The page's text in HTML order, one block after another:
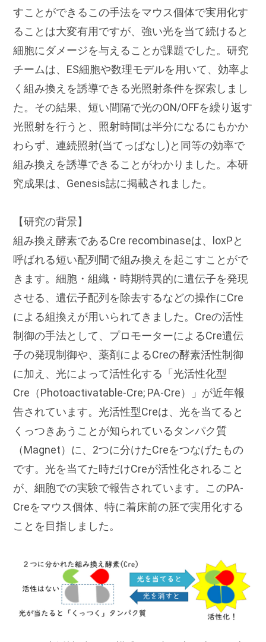
すことができるこの手法をマウス個体で実用化す
ることは大変有用ですが、強い光を当て続けると
細胞にダメージを与えることが課題でした。研究
チームは、ES細胞や数理モデルを用いて、効率よ
く組み換えを誘導できる光照射条件を探索しまし
た。その結果、短い間隔で光のON/OFFを繰り返す
光照射を行うと、照射時間は半分になるにもかか
わらず、連続照射(当てっぱなし)と同等の効率で
組み換えを誘導できることがわかりました。本研
究成果は、Genesis誌に掲載されました。
【研究の背景】
組み換え酵素であるCre recombinaseは、loxPと
呼ばれる短い配列間で組み換えを起こすことがで
きます。細胞・組織・時期特異的に遺伝子を発現
させる、遺伝子配列を除去するなどの操作にCre
による組換えが用いられてきました。Creの活性
制御の手法として、プロモーターによるCre遺伝
子の発現制御や、薬剤によるCreの酵素活性制御
に加え、光によって活性化する「光活性化型
Cre（Photoactivatable-Cre; PA-Cre）」が近年報
告されています。光活性型Creは、光を当てると
くっつきあうことが知られているタンパク質
（Magnet）に、2つに分けたCreをつなげたもの
です。光を当てた時だけCreが活性化されること
が、細胞での実験で報告されています。このPA-
Creをマウス個体、特に着床前の胚で実用化する
ことを目指しました。